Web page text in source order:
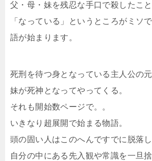
父・母・妹を残忍な手口で殺したこと
「なっている」というところがミソ
語が始まります。
死刑を待つ身となっている主人公の
妹が死神となってやってくる。
それも開始数ページで。。
いきなり超展開で始まる物語。
頭の固い人はこのへんですでに脱落し
自分の中にある先入観や常識を一旦